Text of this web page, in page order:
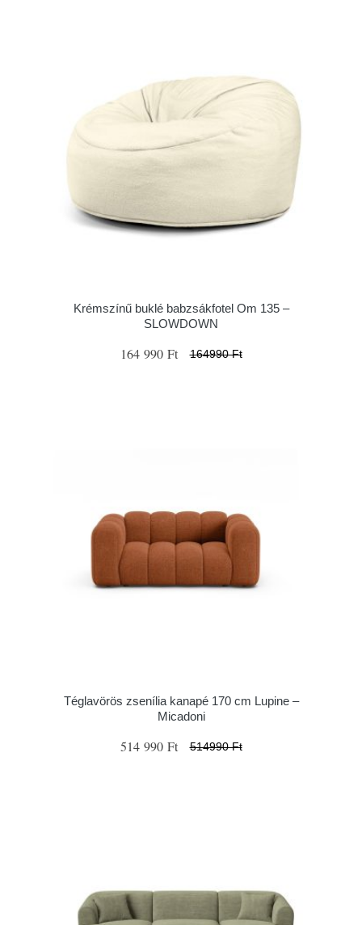
Krémszínű buklé babzsákfotel Om 135 –
SLOWDOWN
164 990 Ft 164990 Ft
Téglavörös zsenília kanapé 170 cm Lupine –
Micadoni
514 990 Ft 514990 Ft